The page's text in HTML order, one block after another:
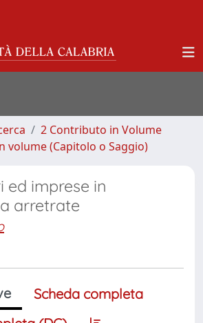
2 Contributo in Volume
volume (Capitolo o Saggio)
ed imprese in
arretrate
Scheda completa